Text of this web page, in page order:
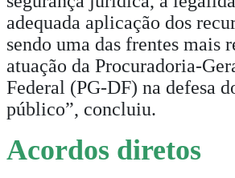
adequada aplicação dos
sendo uma das frentes mais
atuação da Procuradoria-
Federal (PG-DF) na defesa
público”, concluiu.
Acordos diretos